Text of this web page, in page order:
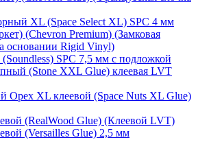
XL (Space Select XL) SPC 4 мм
(Chevron Premium) (Замковая
основании Rigid Vinyl)
SPC 7,5 мм с подложкой
(Stone XXL Glue) клеевая LVT
Орех XL клеевой (Space Nuts XL Glue)
(RealWood Glue) (Клеевой LVT)
(Versailles Glue) 2,5 мм